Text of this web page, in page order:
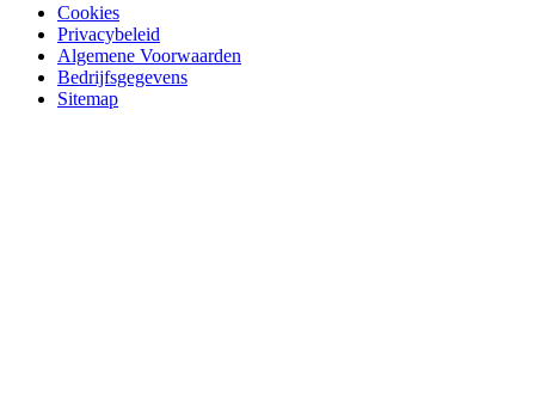
Cookies
Privacybeleid
Algemene Voorwaarden
Bedrijfsgegevens
Sitemap